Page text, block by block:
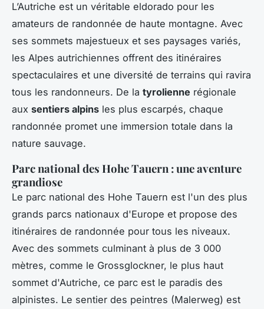
L’Autriche est un véritable eldorado pour les
amateurs de randonnée de haute montagne. Avec
ses sommets majestueux et ses paysages variés,
les Alpes autrichiennes offrent des itinéraires
spectaculaires et une diversité de terrains qui ravira
tous les randonneurs. De la tyrolienne régionale
aux sentiers alpins les plus escarpés, chaque
randonnée promet une immersion totale dans la
nature sauvage.
Parc national des Hohe Tauern : une aventure
grandiose
Le parc national des Hohe Tauern est l'un des plus
grands parcs nationaux d'Europe et propose des
itinéraires de randonnée pour tous les niveaux.
Avec des sommets culminant à plus de 3 000
mètres, comme le Grossglockner, le plus haut
sommet d'Autriche, ce parc est le paradis des
alpinistes. Le sentier des peintres (Malerweg) est